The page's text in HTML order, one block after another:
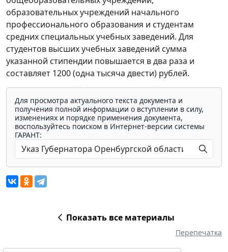
образовательных учреждений начального
профессионального образования и студентам
средних специальных учебных заведений. Для
студентов высших учебных заведений сумма
указанной стипендии повышается в два раза и
составляет 1200 (одна тысяча двести) рублей.
Для просмотра актуального текста документа и
получения полной информации о вступлении в силу,
изменениях и порядке применения документа,
воспользуйтесь поиском в Интернет-версии системы
ГАРАНТ:
Показать все материалы
Перепечатка